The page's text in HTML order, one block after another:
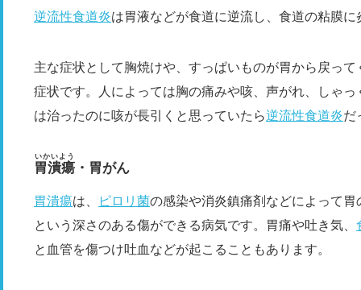
逆流性食道炎は胃液などが食道に逆流し、食道の粘膜
主な症状として胸焼けや、すっぱいものが胃から戻って
症状です。人によっては胸の痛みや咳、声がれ、しゃ
は治ったのに咳が長引くと思っていたら逆流性食道炎だ
胃潰瘍
いかいよう
・胃がん
胃潰瘍は、 ピロリ菌の感染や消炎鎮痛剤などによって
という深さのある傷ができる病気です。胃痛や吐き気、
と血管を傷つけ吐血などが起こることもあります。